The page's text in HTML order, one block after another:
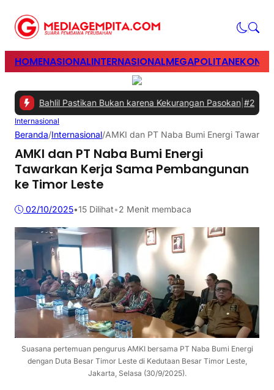
HOMENASIONALINTERNASIONALMEGAPOLITAN
Bahlil Pastikan Bukan karena Kekurangan Pasokan|#2 -Perkuat
Internasional
Beranda/Internasional/AMKI dan PT Naba Bumi Energi
AMKI dan PT Naba Bumi Energi
Tawarkan Kerja Sama Pembangunan
ke Timor Leste
02/10/2025•15 Dilihat•2 Menit membaca
Suasana pertemuan pengurus AMKI bersama PT Naba Bumi Energi
dengan Duta Besar Timor Leste di Kedutaan Besar Timor Leste,
Jakarta, Selasa (30/9/2025).